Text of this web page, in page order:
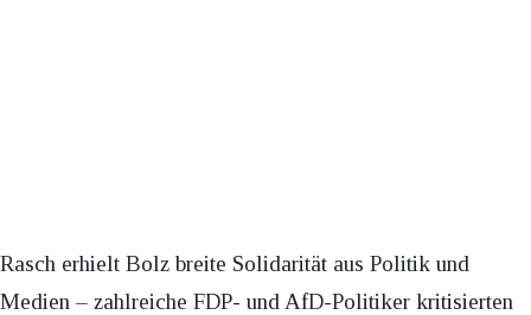
Rasch erhielt Bolz breite Solidarität aus Politik und
Medien – zahlreiche FDP- und AfD-Politiker kritisierten